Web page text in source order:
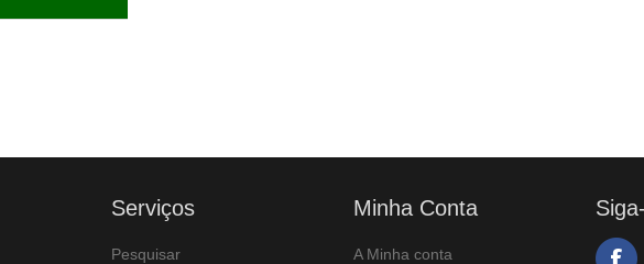
Serviços
Pesquisar
Minha Conta
A Minha conta